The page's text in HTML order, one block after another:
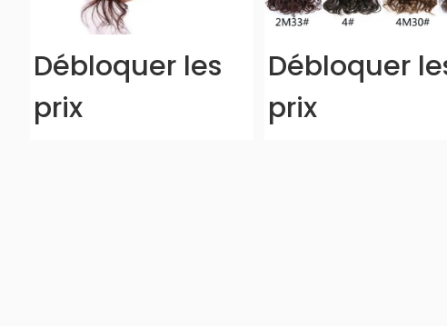
Débloquer les
prix
Débloquer
prix